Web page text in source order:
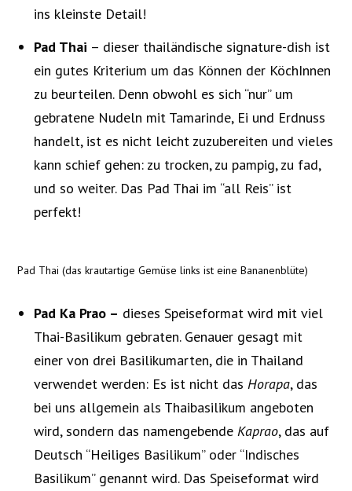
ins kleinste Detail!
Pad Thai – dieser thailändische signature-dish ist
ein gutes Kriterium um das Können der KöchInnen
zu beurteilen. Denn obwohl es sich “nur” um
gebratene Nudeln mit Tamarinde, Ei und Erdnuss
handelt, ist es nicht leicht zuzubereiten und vieles
kann schief gehen: zu trocken, zu pampig, zu fad,
und so weiter. Das Pad Thai im “all Reis” ist
perfekt!
Pad Thai (das krautartige Gemüse links ist eine Bananenblüte)
Pad Ka Prao – dieses Speiseformat wird mit viel
Thai-Basilikum gebraten. Genauer gesagt mit
einer von drei Basilikumarten, die in Thailand
verwendet werden: Es ist nicht das Horapa, das
bei uns allgemein als Thaibasilikum angeboten
wird, sondern das namengebende Kaprao, das auf
Deutsch “Heiliges Basilikum” oder “Indisches
Basilikum” genannt wird. Das Speiseformat wird